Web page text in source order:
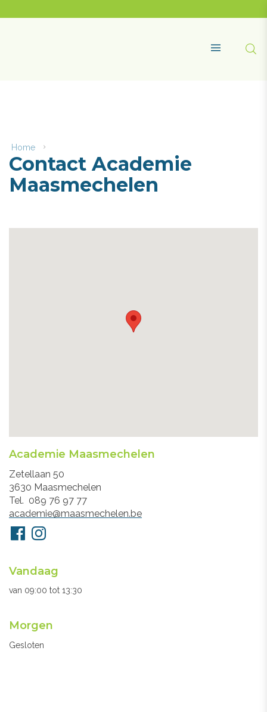
content
Home
Academie
Maasmechelen
Contact Academie
Maasmechelen
Academie Maasmechelen
Adres
Zetellaan 50
3630 Maasmechelen
Tel.
089 76 97 77
E-
mail
academie@maasmechelen.be
Volg
ons
FacebookInstagram
Openingsuren
secretariaat
Vandaag
van 09:00 tot 13:30
Morgen
Gesloten